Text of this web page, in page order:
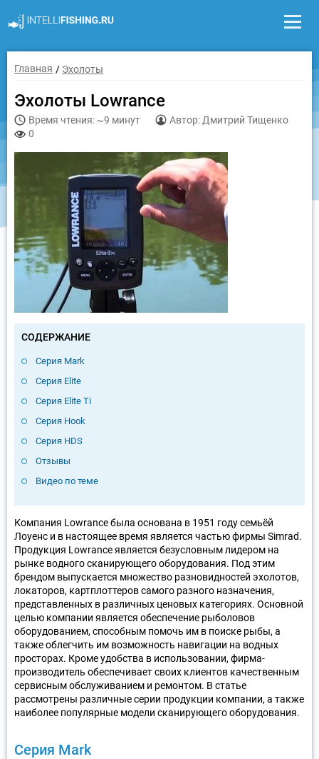
Главная Эхолоты
Эхолоты Lowrance
Время чтения: ~9 минут
Автор: Дмитрий Тищенко
0
СОДЕРЖАНИЕ
Серия Mark
Серия Elite
Серия Elite Ti
Серия Hook
Серия HDS
Отзывы
Видео по теме
Компания Lowrance была основана в 1951 году семьёй
Лоуенс и в настоящее время является частью фирмы Simrad.
Продукция Lowrance является безусловным лидером на
рынке водного сканирующего оборудования. Под этим
брендом выпускается множество разновидностей эхолотов,
локаторов, картплоттеров самого разного назначения,
представленных в различных ценовых категориях. Основной
целью компании является обеспечение рыболовов
оборудованием, способным помочь им в поиске рыбы, а
также облегчить им возможность навигации на водных
просторах. Кроме удобства в использовании, фирма-
производитель обеспечивает своих клиентов качественным
сервисным обслуживанием и ремонтом. В статье
рассмотрены различные серии продукции компании, а также
наиболее популярные модели сканирующего оборудования.
Серия Mark